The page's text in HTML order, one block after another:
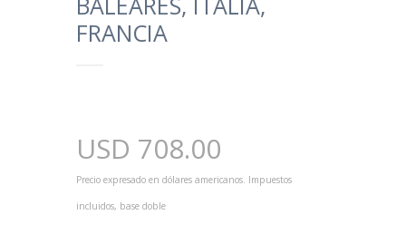
FRANCIA
USD 708.00
Precio expresado en dólares americanos. Impuestos
incluidos, base doble